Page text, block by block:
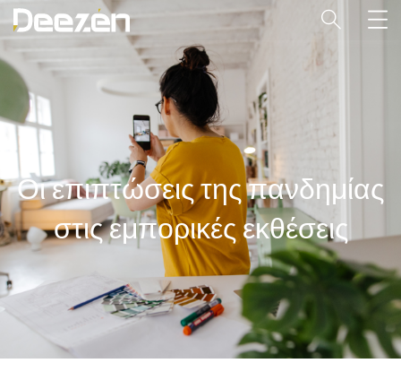
Οι επιπτώσεις της πανδημίας
στις εμπορικές εκθέσεις